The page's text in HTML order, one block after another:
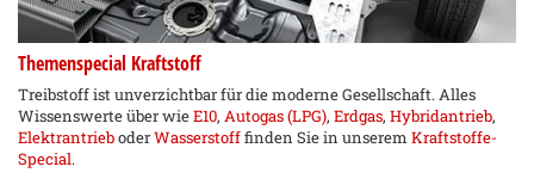
Themenspecial Kraftstoff
Treibstoff ist unverzichtbar für die moderne Gesellschaft. Alles
Wissenswerte über wieE10, Autogas (LPG), Erdgas, Hybridantrieb,
ElektrantrieboderWasserstofffinden Sie in unserem Kraftstoffe-
Special.